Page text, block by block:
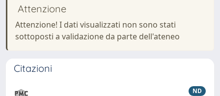
Attenzione
Attenzione! I dati visualizzati non sono stati
sottoposti a validazione da parte dell'ateneo
Citazioni
ND